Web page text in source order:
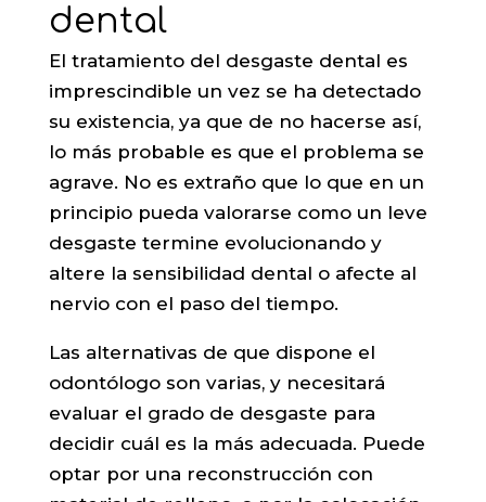
dental
El tratamiento del desgaste dental es
imprescindible un vez se ha detectado
su existencia, ya que de no hacerse así,
lo más probable es que el problema se
agrave. No es extraño que lo que en un
principio pueda valorarse como un leve
desgaste termine evolucionando y
altere la sensibilidad dental o afecte al
nervio con el paso del tiempo.
Las alternativas de que dispone el
odontólogo son varias, y necesitará
evaluar el grado de desgaste para
decidir cuál es la más adecuada. Puede
optar por una reconstrucción con